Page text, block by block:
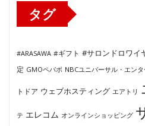
タグ
#ARASAWA #ギフト #サロンドロワイ
定 GMOペパボ NBCユニバーサル・エン
トドア ウェブホスティング エアトリ
テ エレコム オンラインショッピング